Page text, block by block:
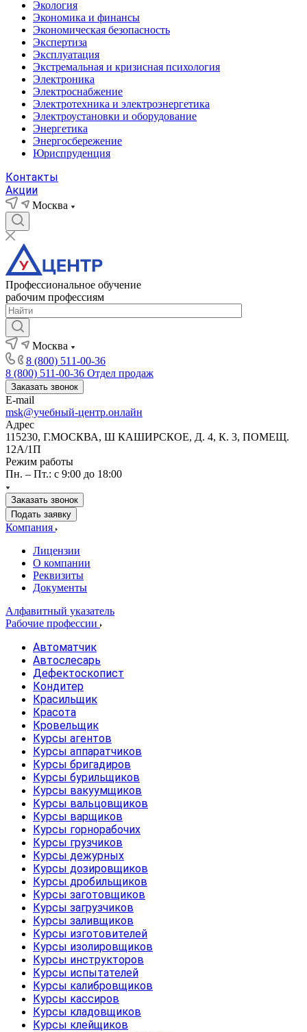
Экология
Экономика и финансы
Экономическая безопасность
Экспертиза
Эксплуатация
Экстремальная и кризисная психология
Электроника
Электроснабжение
Электротехника и электроэнергетика
Электроустановки и оборудование
Энергетика
Энергосбережение
Юриспруденция
Контакты
Акции
Москва
Профессиональное обучение
рабочим профессиям
Москва
8 (800) 511-00-36
8 (800) 511-00-36 Отдел продаж
Заказать звонок
E-mail
msk@учебный-центр.онлайн
Адрес
115230, Г.МОСКВА, Ш КАШИРСКОЕ, Д. 4, К. 3, ПОМЕЩ.
12А/1П
Режим работы
Пн. – Пт.: с 9:00 до 18:00
Заказать звонок
Подать заявку
Компания
Лицензии
О компании
Реквизиты
Документы
Алфавитный указатель
Рабочие профессии
Автоматчик
Автослесарь
Дефектоскопист
Кондитер
Красильщик
Красота
Кровельщик
Курсы агентов
Курсы аппаратчиков
Курсы бригадиров
Курсы бурильщиков
Курсы вакуумщиков
Курсы вальцовщиков
Курсы варщиков
Курсы горнорабочих
Курсы грузчиков
Курсы дежурных
Курсы дозировщиков
Курсы дробильщиков
Курсы заготовщиков
Курсы загрузчиков
Курсы заливщиков
Курсы изготовителей
Курсы изолировщиков
Курсы инструкторов
Курсы испытателей
Курсы калибровщиков
Курсы кассиров
Курсы кладовщиков
Курсы клейщиков